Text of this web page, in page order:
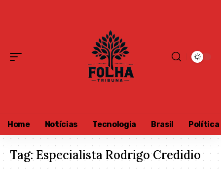
Home Notícias Tecnologia Brasil Política
Tag:Especialista Rodrigo Credidio